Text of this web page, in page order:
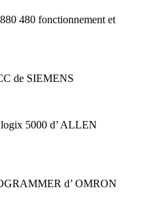
480 fonctionnement et
de SIEMENS
5000 d’ ALLEN
d’ OMRON